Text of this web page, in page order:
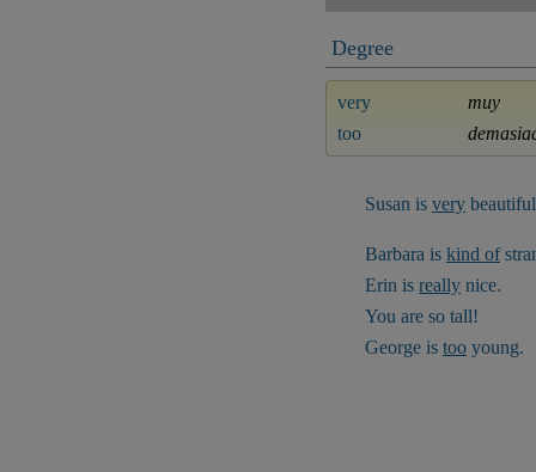
Degree
very
muy
too
Susan is very
Barbara is kind of
Erin is really nice.
You are so tall!
George is too young.